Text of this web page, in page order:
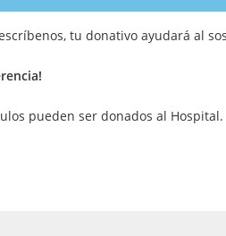
tu donativo ayudará al
pueden ser donados al Hospital.